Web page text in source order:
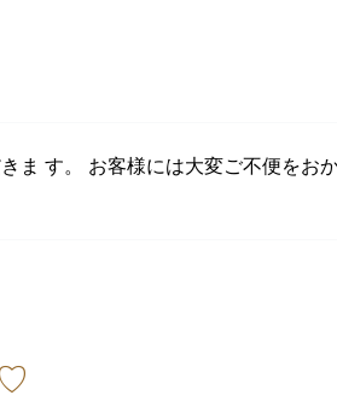
ま す。 お客様には大変ご不便をお